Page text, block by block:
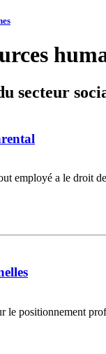
secteur
employé a le droit
le positionnement